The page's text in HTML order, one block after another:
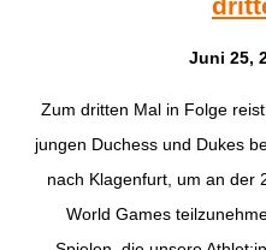
Juni 25,
Zum dritten Mal in Folge
jungen Duchess und Dukes
nach Klagenfurt, um an der
World Games